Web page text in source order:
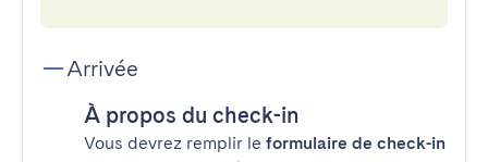
Arrivée
À propos du check-in
Vous devrez remplir le formulaire de check-in